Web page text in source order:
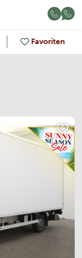
Favoriten